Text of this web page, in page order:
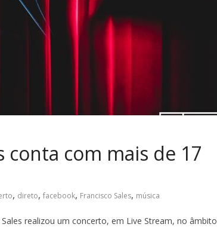
conta com mais de 17
, direto, facebook, Francisco Sales, música
realizou um concerto, em Live Stream, no âmbito